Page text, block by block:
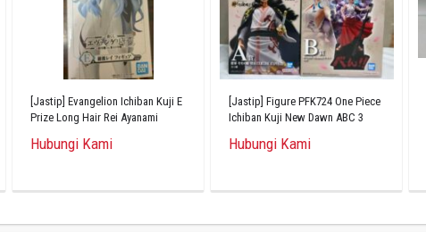
[Jastip] Evangelion Ichiban Kuji E
Prize Long Hair Rei Ayanami
Hubungi Kami
[Jastip] Figure PFK724 One Piece
Ichiban Kuji New Dawn ABC 3
Hubungi Kami